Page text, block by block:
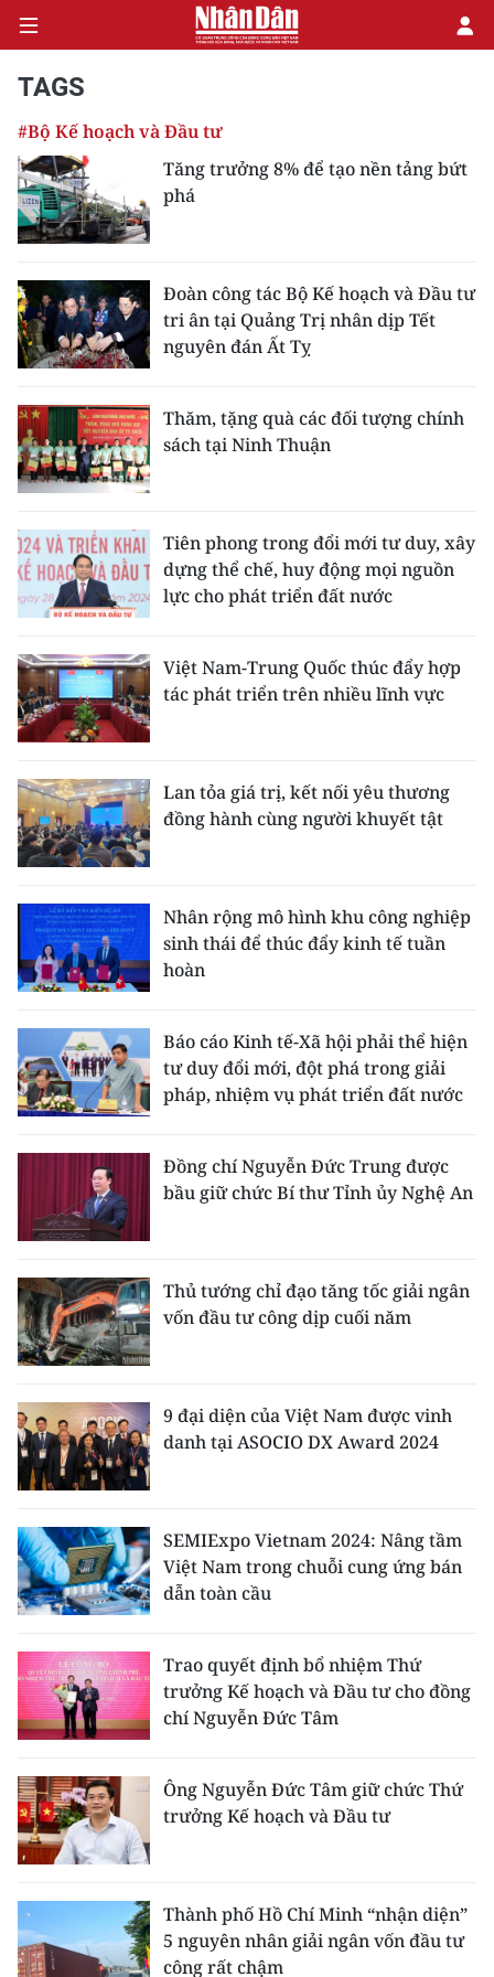
CHÍNH TRỊ
KINH TẾ
XÃ HỘI
PHÁP LUẬT
DU LỊCH
THẾ GIỚI
GIÁO DỤC
KHOA HỌC - CÔNG NGHỆ
MÔI TRƯỜNG
BẠN ĐỌC
KIỂM CHỨNG THÔNG TIN
54 DÂN TỘC VIỆT NAM
CHƯƠNG TRÌNH OCOP - MỖI XÃ
MỘT SẢN PHẨM
RADIO
MEDIA CENTER
E-Magazine
Video
Media Chính trị
Media Kinh tế
Media Xã hội
Media Pháp luật
Media Du lịch
Media Thế giới
Media Giáo dục
Media Y tế
Media Khoa học - Công nghệ
Media Môi trường
Infographic
TAGS
#Bộ Kế hoạch và Đầu tư
Tăng trưởng 8% để tạo nền tảng bứt
phá
Đoàn công tác Bộ Kế hoạch và Đầu tư
tri ân tại Quảng Trị nhân dịp Tết
nguyên đán Ất Tỵ
Thăm, tặng quà các đối tượng chính
sách tại Ninh Thuận
Tiên phong trong đổi mới tư duy, xây
dựng thể chế, huy động mọi nguồn
lực cho phát triển đất nước
Việt Nam-Trung Quốc thúc đẩy hợp
tác phát triển trên nhiều lĩnh vực
Lan tỏa giá trị, kết nối yêu thương
đồng hành cùng người khuyết tật
Nhân rộng mô hình khu công nghiệp
sinh thái để thúc đẩy kinh tế tuần
hoàn
Báo cáo Kinh tế-Xã hội phải thể hiện
tư duy đổi mới, đột phá trong giải
pháp, nhiệm vụ phát triển đất nước
Đồng chí Nguyễn Đức Trung được
bầu giữ chức Bí thư Tỉnh ủy Nghệ An
Thủ tướng chỉ đạo tăng tốc giải ngân
vốn đầu tư công dịp cuối năm
9 đại diện của Việt Nam được vinh
danh tại ASOCIO DX Award 2024
SEMIExpo Vietnam 2024: Nâng tầm
Việt Nam trong chuỗi cung ứng bán
dẫn toàn cầu
Trao quyết định bổ nhiệm Thứ
trưởng Kế hoạch và Đầu tư cho đồng
chí Nguyễn Đức Tâm
Ông Nguyễn Đức Tâm giữ chức Thứ
trưởng Kế hoạch và Đầu tư
Thành phố Hồ Chí Minh “nhận diện”
5 nguyên nhân giải ngân vốn đầu tư
công rất chậm